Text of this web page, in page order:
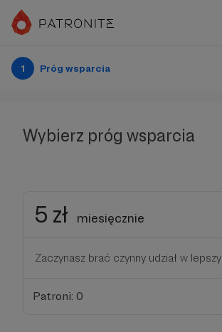
1 Próg wsparcia
Wybierz próg wsparcia
5 zł miesięcznie
Zaczynasz brać czynny udział w
Patroni: 0